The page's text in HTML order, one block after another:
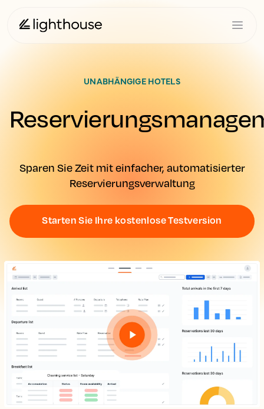
UNABHÄNGIGE HOTELS
Sparen Sie Zeit mit einfacher, automatisierter
Reservierungsverwaltung
Starten Sie Ihre kostenlose Testversion